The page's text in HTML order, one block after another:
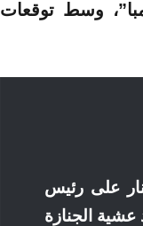
وسط توقعات
على رئيس
عشية الجنازة